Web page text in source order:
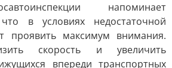
напоминает
в условиях недостаточной
проявить максимум внимания.
скорость и увеличить
впереди транспортных